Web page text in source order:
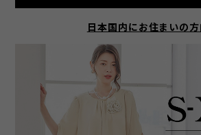
日本国内にお住まいの